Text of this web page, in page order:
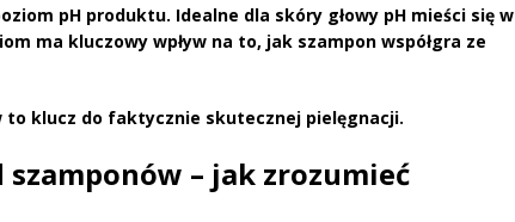
pH produktu. Idealne dla skóry głowy pH mieści się w
ma kluczowy wpływ na to, jak szampon współgra ze
klucz do faktycznie skutecznej pielęgnacji.
szamponów – jak zrozumieć